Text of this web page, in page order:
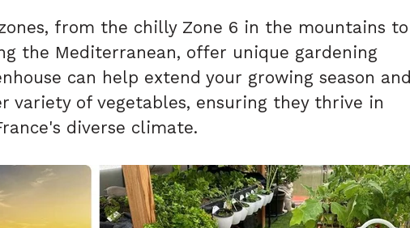
from the chilly Zone 6 in the mountains to
the Mediterranean, offer unique gardening
can help extend your growing season and
variety of vegetables, ensuring they thrive in
diverse climate​.